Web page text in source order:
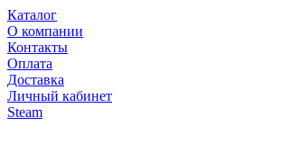
Каталог
О компании
Контакты
Оплата
Доставка
Личный кабинет
Steam